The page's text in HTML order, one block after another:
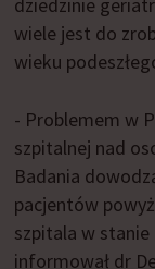
dziedzinie
wiele jest do
wieku
- Problemem w
szpitalnej nad
Badania
pacjentów
szpitala w
informował dr